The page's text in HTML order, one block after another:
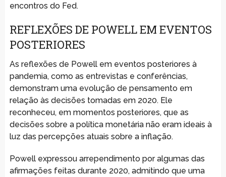
encontros do Fed.
REFLEXÕES DE POWELL EM EVENTOS
POSTERIORES
As reflexões de Powell em eventos posteriores à
pandemia, como as entrevistas e conferências,
demonstram uma evolução de pensamento em
relação às decisões tomadas em 2020. Ele
reconheceu, em momentos posteriores, que as
decisões sobre a política monetária não eram ideais à
luz das percepções atuais sobre a inflação.
Powell expressou arrependimento por algumas das
afirmações feitas durante 2020, admitindo que uma